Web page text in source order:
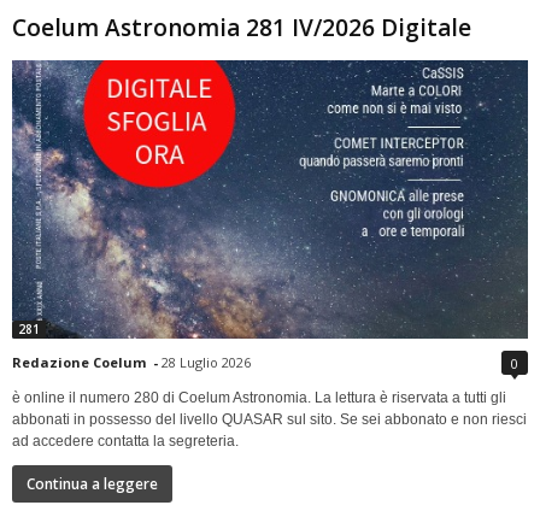
Coelum Astronomia 281 IV/2026 Digitale
281
Redazione Coelum - 28 Luglio 2026 0
è online il numero 280 di Coelum Astronomia. La lettura è riservata a tutti gli
abbonati in possesso del livello QUASAR sul sito. Se sei abbonato e non riesci
ad accedere contatta la segreteria.
Continua a leggere